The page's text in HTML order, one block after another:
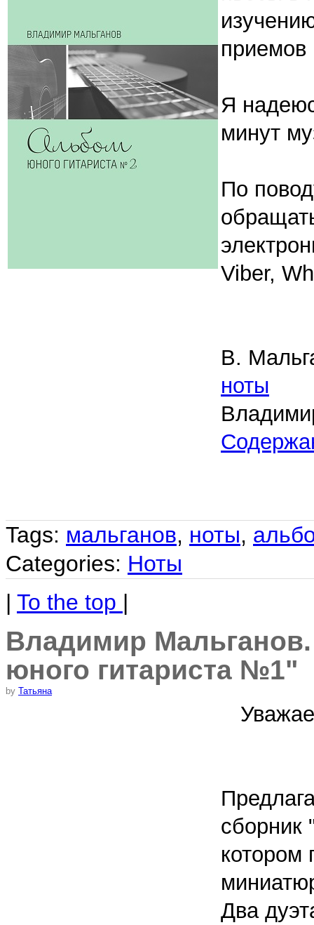
приемов
Я
минут
По
Viber,
В.
ноты
Tags: мальганов, ноты,
Categories: Ноты
| To the top |
Владимир
юного гитариста №1"
by Татьяна
сборник
котором
Два